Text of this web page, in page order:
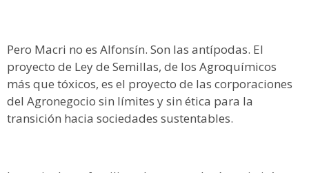
Pero Macri no es Alfonsín. Son las antípodas. El
proyecto de Ley de Semillas, de los Agroquímicos
más que tóxicos, es el proyecto de las corporaciones
del Agronegocio sin límites y sin ética para la
transición hacia sociedades sustentables.